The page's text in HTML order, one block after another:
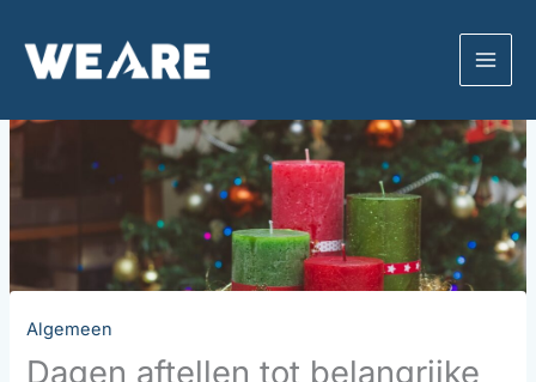
inhoud
Algemeen
Dagen aftellen tot belangrijke